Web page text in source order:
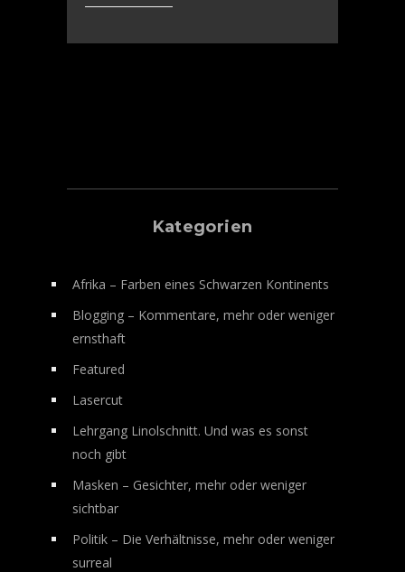
Kategorien
Afrika – Farben eines Schwarzen Kontinents
Blogging – Kommentare, mehr oder weniger
ernsthaft
Featured
Lasercut
Lehrgang Linolschnitt. Und was es sonst
noch gibt
Masken – Gesichter, mehr oder weniger
sichtbar
Politik – Die Verhältnisse, mehr oder weniger
surreal